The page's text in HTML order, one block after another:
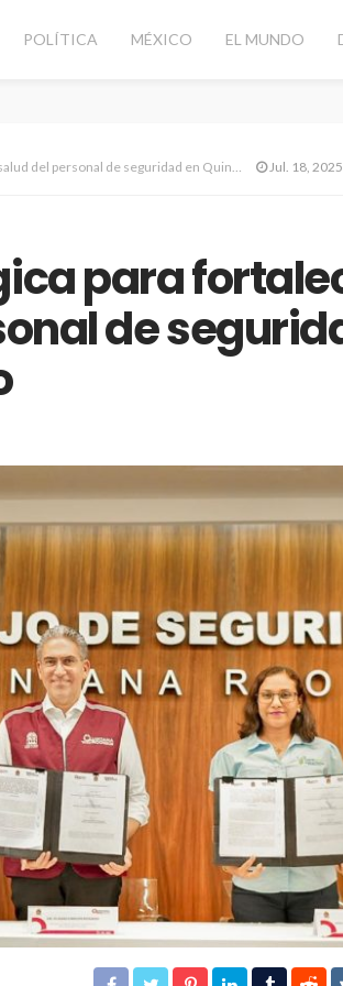
POLÍTICA MÉXICO EL MUNDO
personal de seguridad en Quintana Roo Jul. 18,
para
de